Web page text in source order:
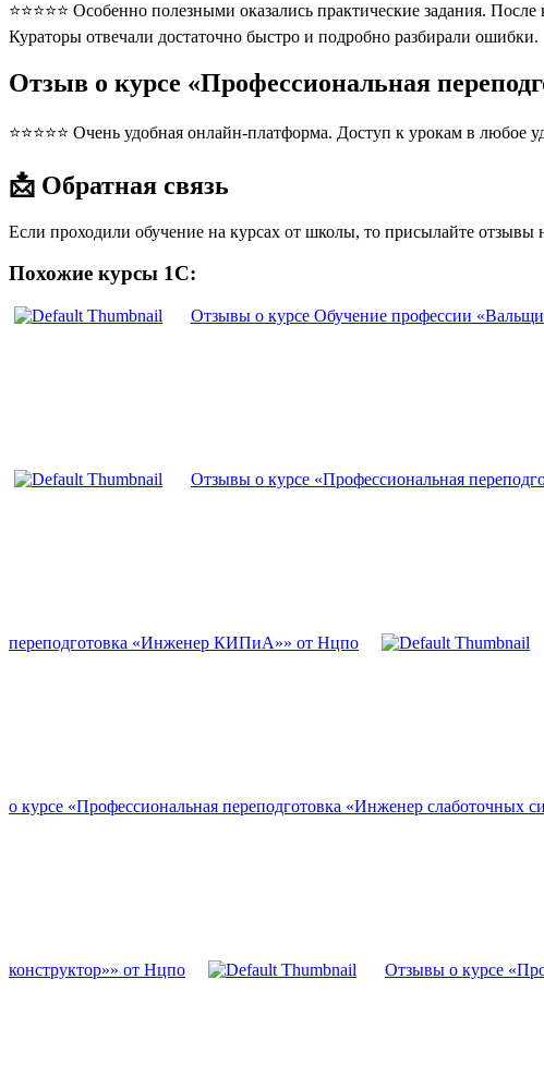
⭐⭐⭐⭐⭐ Особенно полезными оказались практические задания.
Кураторы отвечали достаточно быстро и подробно разбирали ошибки.
Отзыв о курсе «Профессиональная
⭐⭐⭐⭐⭐ Очень удобная онлайн-платформа. Доступ к урокам в любое
📩 Обратная связь
Если проходили обучение на курсах от школы, то присылайте отзывы
Похожие курсы 1С:
Отзывы о курсе Обучение профессии
Отзывы о курсе «Профессиональная
переподготовка «Инженер КИПиА»» от Нцпо
о курсе «Профессиональная переподготовка «Инженер слаботочных
конструктор»» от Нцпо Отзывы о курсе